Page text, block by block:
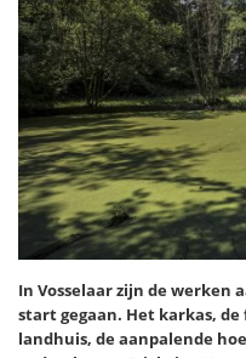
In Vosselaar zijn de werken
start gegaan. Het karkas,
landhuis, de aanpalende